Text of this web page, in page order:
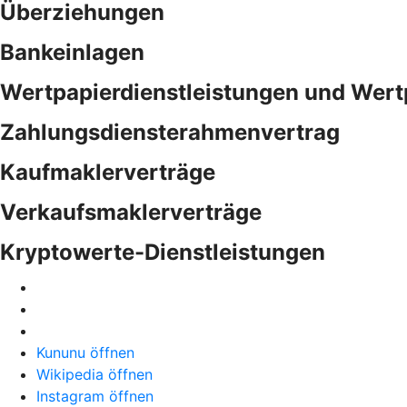
Überziehungen
Bankeinlagen
Wertpapierdienstleistungen und
Zahlungsdiensterahmenvertrag
Kaufmaklerverträge
Verkaufsmaklerverträge
Kryptowerte-Dienstleistungen
Kununu öffnen
Wikipedia öffnen
Instagram öffnen